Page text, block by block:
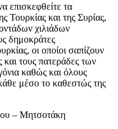
επισκεφθείτε τα
και της Συρίας,
χιλιάδων
δημοκράτες
οι οποίοι σαπίζουν
και τους πατεράδες των
καθώς και όλους
μέσο το καθεστώς της
– Μητσοτάκη